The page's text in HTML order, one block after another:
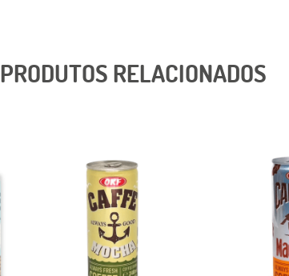
PRODUTOS RELACIONADOS